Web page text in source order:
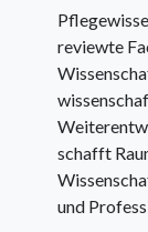
reviewte
schafft
und